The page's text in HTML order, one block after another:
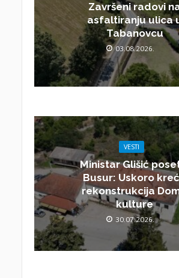
Završeni radovi
asfaltiranju ulica
Tabanovcu
03.08.2026.
VESTI
Ministar Glišić
Busur: Uskoro
rekonstrukcija
kulture
30.07.2026.